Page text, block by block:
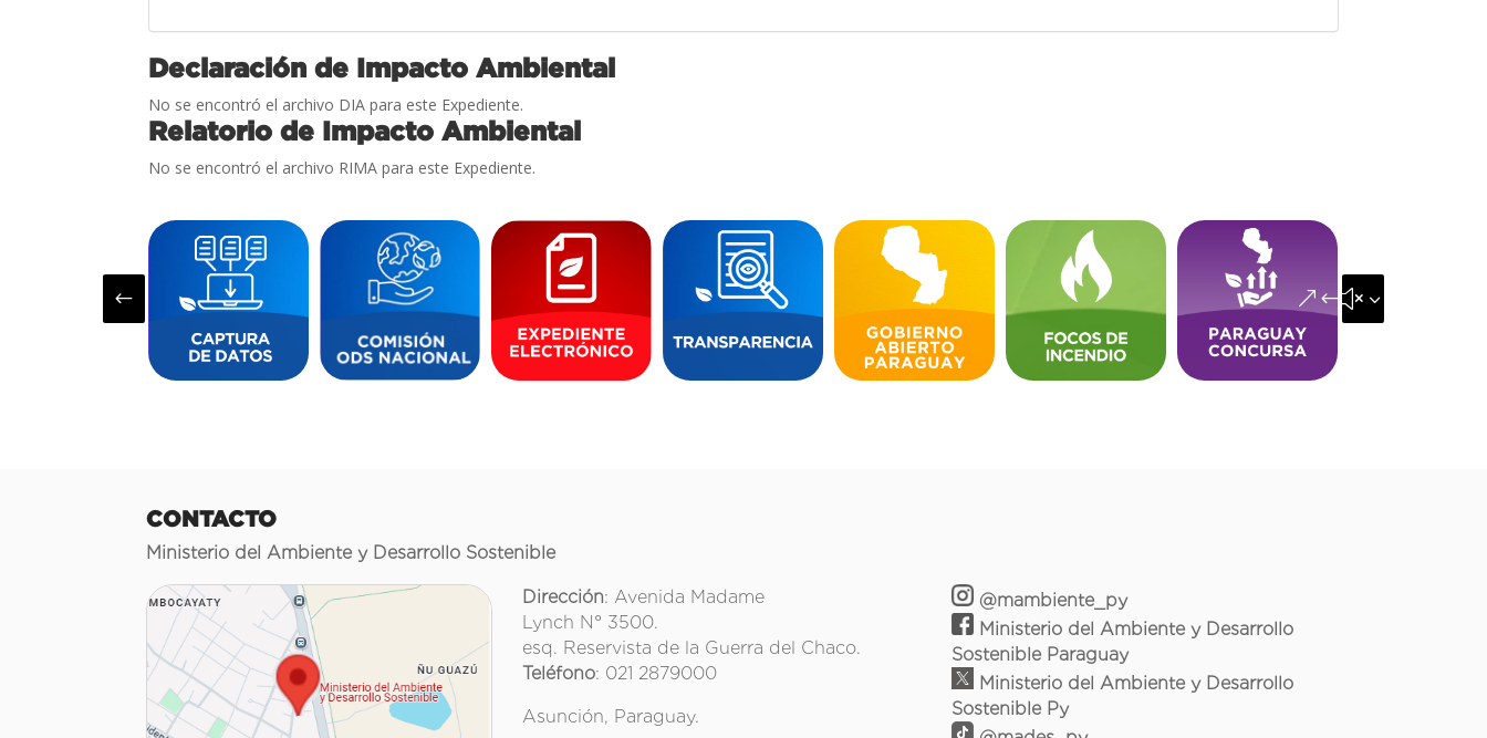
Declaración de Impacto Ambiental
No se encontró el archivo DIA para este Expediente.
Relatorio de Impacto Ambiental
No se encontró el archivo RIMA para este Expediente.
# &#x35;
CONTACTO
Ministerio del Ambiente y Desarrollo Sostenible
Dirección: Avenida Madame
Lynch N° 3500.
esq. Reservista de la Guerra del Chaco.
Teléfono: 021 2879000
Asunción, Paraguay.
@mambiente_py
Ministerio del Ambiente y Desarrollo
Sostenible Paraguay
Ministerio del Ambiente y Desarrollo
Sostenible Py